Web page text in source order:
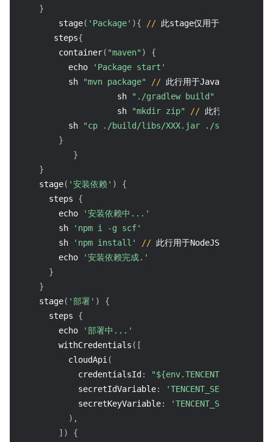
}
        stage
( 'Package' ){ // 此stage仅用于Java项目
       steps
{
        container
( "maven" )
{
          echo
'Package start'
          sh
"mvn package" // 此行用于Java Maven项目
                    sh
"./gradlew build"
                    sh
"mkdir zip" // 此行仅用于
          sh
"cp ./build/libs/XXX.jar ./
}
}
}
    stage
( '安装依赖' )
{
      steps
{
        echo
'安装依赖中...'
        sh
'npm i -g scf'
        sh
'npm install' // 此行用于NodeJS项目
        echo
'安装依赖完成.'
}
}
    stage
( '部署' )
{
      steps
{
        echo
'部署中...'
        withCredentials
( [
          cloudApi
(
            credentialsId
:
            secretIdVariable
: 'TENCENT_SECRET_ID'
            secretKeyVariable
:
'TENCENT_SECRET_KEY'
) ,
] )
{